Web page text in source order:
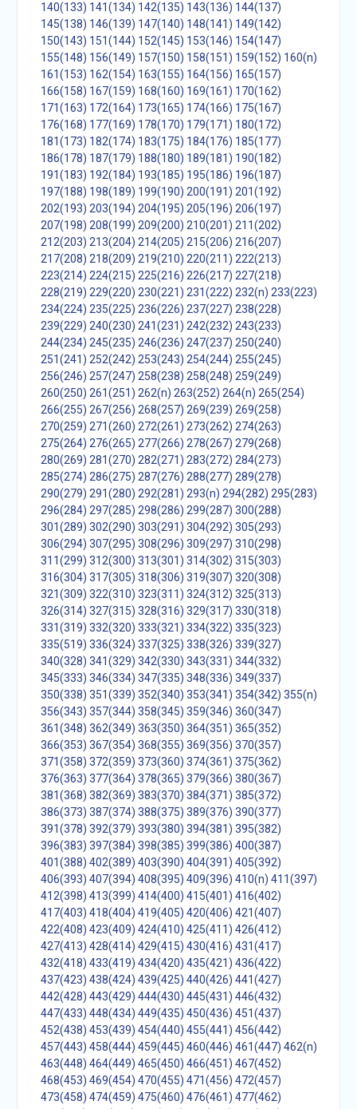
140(133) 141(134) 142(135) 143(136) 144(137)
145(138) 146(139) 147(140) 148(141) 149(142)
150(143) 151(144) 152(145) 153(146) 154(147)
155(148) 156(149) 157(150) 158(151) 159(152) 160(n)
161(153) 162(154) 163(155) 164(156) 165(157)
166(158) 167(159) 168(160) 169(161) 170(162)
171(163) 172(164) 173(165) 174(166) 175(167)
176(168) 177(169) 178(170) 179(171) 180(172)
181(173) 182(174) 183(175) 184(176) 185(177)
186(178) 187(179) 188(180) 189(181) 190(182)
191(183) 192(184) 193(185) 195(186) 196(187)
197(188) 198(189) 199(190) 200(191) 201(192)
202(193) 203(194) 204(195) 205(196) 206(197)
207(198) 208(199) 209(200) 210(201) 211(202)
212(203) 213(204) 214(205) 215(206) 216(207)
217(208) 218(209) 219(210) 220(211) 222(213)
223(214) 224(215) 225(216) 226(217) 227(218)
228(219) 229(220) 230(221) 231(222) 232(n) 233(223)
234(224) 235(225) 236(226) 237(227) 238(228)
239(229) 240(230) 241(231) 242(232) 243(233)
244(234) 245(235) 246(236) 247(237) 250(240)
251(241) 252(242) 253(243) 254(244) 255(245)
256(246) 257(247) 258(238) 258(248) 259(249)
260(250) 261(251) 262(n) 263(252) 264(n) 265(254)
266(255) 267(256) 268(257) 269(239) 269(258)
270(259) 271(260) 272(261) 273(262) 274(263)
275(264) 276(265) 277(266) 278(267) 279(268)
280(269) 281(270) 282(271) 283(272) 284(273)
285(274) 286(275) 287(276) 288(277) 289(278)
290(279) 291(280) 292(281) 293(n) 294(282) 295(283)
296(284) 297(285) 298(286) 299(287) 300(288)
301(289) 302(290) 303(291) 304(292) 305(293)
306(294) 307(295) 308(296) 309(297) 310(298)
311(299) 312(300) 313(301) 314(302) 315(303)
316(304) 317(305) 318(306) 319(307) 320(308)
321(309) 322(310) 323(311) 324(312) 325(313)
326(314) 327(315) 328(316) 329(317) 330(318)
331(319) 332(320) 333(321) 334(322) 335(323)
335(519) 336(324) 337(325) 338(326) 339(327)
340(328) 341(329) 342(330) 343(331) 344(332)
345(333) 346(334) 347(335) 348(336) 349(337)
350(338) 351(339) 352(340) 353(341) 354(342) 355(n)
356(343) 357(344) 358(345) 359(346) 360(347)
361(348) 362(349) 363(350) 364(351) 365(352)
366(353) 367(354) 368(355) 369(356) 370(357)
371(358) 372(359) 373(360) 374(361) 375(362)
376(363) 377(364) 378(365) 379(366) 380(367)
381(368) 382(369) 383(370) 384(371) 385(372)
386(373) 387(374) 388(375) 389(376) 390(377)
391(378) 392(379) 393(380) 394(381) 395(382)
396(383) 397(384) 398(385) 399(386) 400(387)
401(388) 402(389) 403(390) 404(391) 405(392)
406(393) 407(394) 408(395) 409(396) 410(n) 411(397)
412(398) 413(399) 414(400) 415(401) 416(402)
417(403) 418(404) 419(405) 420(406) 421(407)
422(408) 423(409) 424(410) 425(411) 426(412)
427(413) 428(414) 429(415) 430(416) 431(417)
432(418) 433(419) 434(420) 435(421) 436(422)
437(423) 438(424) 439(425) 440(426) 441(427)
442(428) 443(429) 444(430) 445(431) 446(432)
447(433) 448(434) 449(435) 450(436) 451(437)
452(438) 453(439) 454(440) 455(441) 456(442)
457(443) 458(444) 459(445) 460(446) 461(447) 462(n)
463(448) 464(449) 465(450) 466(451) 467(452)
468(453) 469(454) 470(455) 471(456) 472(457)
473(458) 474(459) 475(460) 476(461) 477(462)